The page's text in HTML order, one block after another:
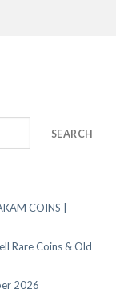
SEARCH
COINS |
Rare Coins & Old
2026